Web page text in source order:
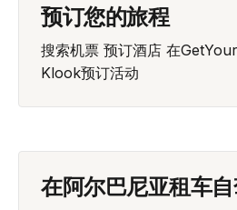
预订您的旅程
搜索机票 预订酒店 在
Klook预订活动
在阿尔巴尼亚租车